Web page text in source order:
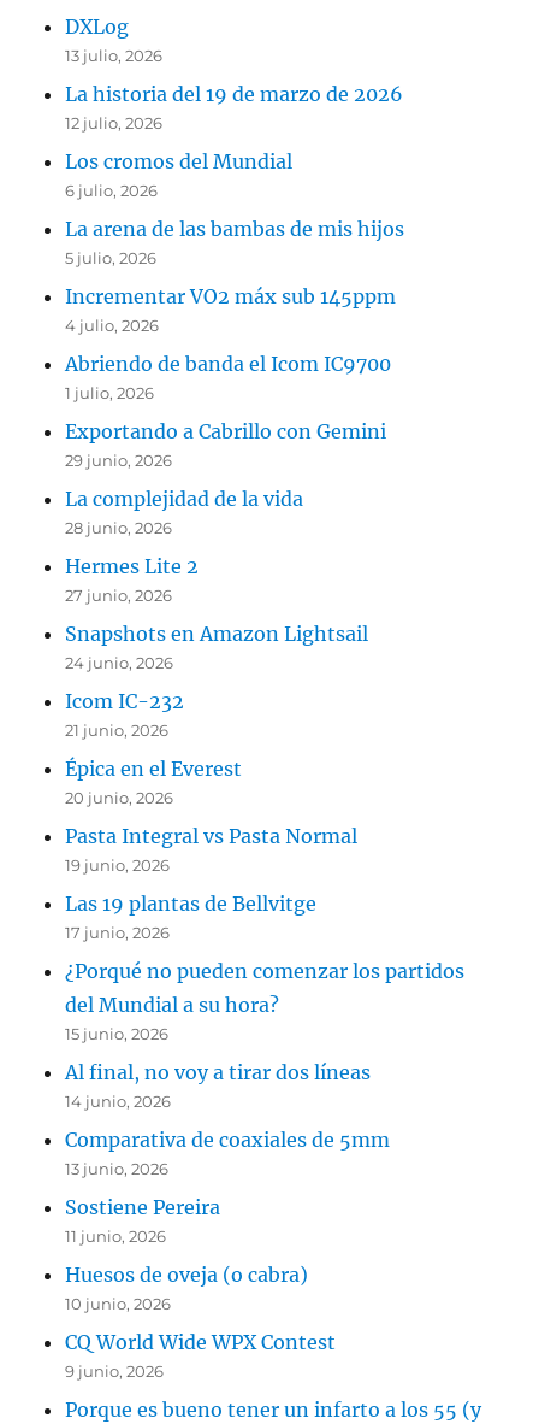
DXLog
13 julio, 2026
La historia del 19 de marzo de 2026
12 julio, 2026
Los cromos del Mundial
6 julio, 2026
La arena de las bambas de mis hijos
5 julio, 2026
Incrementar VO2 máx sub 145ppm
4 julio, 2026
Abriendo de banda el Icom IC9700
1 julio, 2026
Exportando a Cabrillo con Gemini
29 junio, 2026
La complejidad de la vida
28 junio, 2026
Hermes Lite 2
27 junio, 2026
Snapshots en Amazon Lightsail
24 junio, 2026
Icom IC-232
21 junio, 2026
Épica en el Everest
20 junio, 2026
Pasta Integral vs Pasta Normal
19 junio, 2026
Las 19 plantas de Bellvitge
17 junio, 2026
¿Porqué no pueden comenzar los partidos
del Mundial a su hora?
15 junio, 2026
Al final, no voy a tirar dos líneas
14 junio, 2026
Comparativa de coaxiales de 5mm
13 junio, 2026
Sostiene Pereira
11 junio, 2026
Huesos de oveja (o cabra)
10 junio, 2026
CQ World Wide WPX Contest
9 junio, 2026
Porque es bueno tener un infarto a los 55 (y